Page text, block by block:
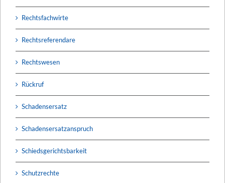
Rechtsfachwirte
Rechtsreferendare
Rechtswesen
Rückruf
Schadensersatz
Schadensersatzanspruch
Schiedsgerichtsbarkeit
Schutzrechte